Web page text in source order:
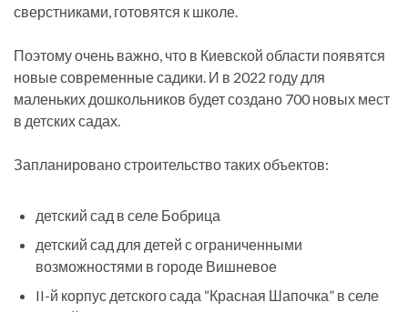
сверстниками, готовятся к школе.
Поэтому очень важно, что в Киевской области появятся
новые современные садики. И в 2022 году для
маленьких дошкольников будет создано 700 новых мест
в детских садах.
Запланировано строительство таких объектов:
детский сад в селе Бобрица
детский сад для детей с ограниченными
возможностями в городе Вишневое
II-й корпус детского сада “Красная Шапочка” в селе